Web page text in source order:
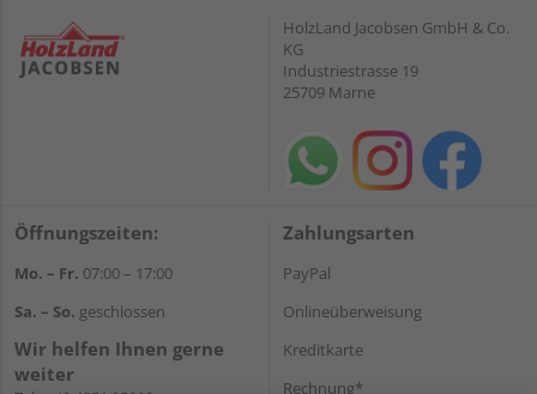
HolzLand Jacobsen GmbH & Co.
KG
Industriestrasse 19
25709 Marne
Öffnungszeiten:
Mo. – Fr. 07:00 – 17:00
Sa. – So. geschlossen
Wir helfen Ihnen gerne
weiter
Zahlungsarten
PayPal
Onlineüberweisung
Kreditkarte
Rechnung*